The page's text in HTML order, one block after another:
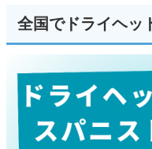
全国でドライヘッ